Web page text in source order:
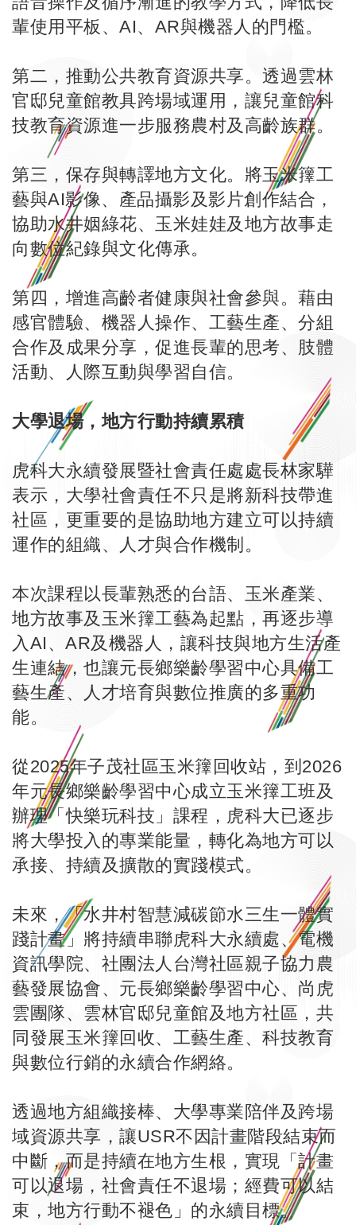
輩使用平板、AI、AR與機器人的門檻。
第二，推動公共教育資源共享。透過雲林
官邸兒童館教具跨場域運用，讓兒童館科
技教育資源進一步服務農村及高齡族群。
第三，保存與轉譯地方文化。將玉米籜工
藝與AI影像、產品攝影及影片創作結合，
協助水井姻綠花、玉米娃娃及地方故事走
向數位紀錄與文化傳承。
第四，增進高齡者健康與社會參與。藉由
感官體驗、機器人操作、工藝生產、分組
合作及成果分享，促進長輩的思考、肢體
活動、人際互動與學習自信。
大學退場，地方行動持續累積
虎科大永續發展暨社會責任處處長林家驊
表示，大學社會責任不只是將新科技帶進
社區，更重要的是協助地方建立可以持續
運作的組織、人才與合作機制。
本次課程以長輩熟悉的台語、玉米產業、
地方故事及玉米籜工藝為起點，再逐步導
入AI、AR及機器人，讓科技與地方生活產
生連結，也讓元長鄉樂齡學習中心具備工
藝生產、人才培育與數位推廣的多重功
能。
從2025年子茂社區玉米籜回收站，到2026
年元長鄉樂齡學習中心成立玉米籜工班及
辦理「快樂玩科技」課程，虎科大已逐步
將大學投入的專業能量，轉化為地方可以
承接、持續及擴散的實踐模式。
未來，「水井村智慧減碳節水三生一體實
踐計畫」將持續串聯虎科大永續處、電機
資訊學院、社團法人台灣社區親子協力農
藝發展協會、元長鄉樂齡學習中心、尚虎
雲團隊、雲林官邸兒童館及地方社區，共
同發展玉米籜回收、工藝生產、科技教育
與數位行銷的永續合作網絡。
透過地方組織接棒、大學專業陪伴及跨場
域資源共享，讓USR不因計畫階段結束而
中斷，而是持續在地方生根，實現「計畫
可以退場，社會責任不退場；經費可以結
束，地方行動不褪色」的永續目標。